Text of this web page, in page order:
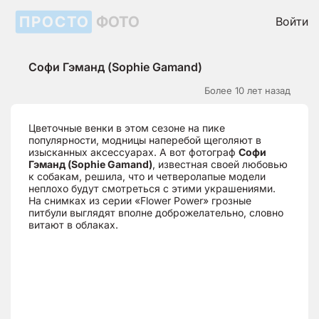
ПРОСТО ФОТО Войти
Софи Гэманд (Sophie Gamand)
Более 10 лет назад
Цветочные венки в этом сезоне на пике
популярности, модницы наперебой щеголяют в
изысканных аксессуарах. А вот фотограф Софи
Гэманд (Sophie Gamand), известная своей любовью
к собакам, решила, что и четверолапые модели
неплохо будут смотреться с этими украшениями.
На снимках из серии «Flower Power» грозные
питбули выглядят вполне доброжелательно, словно
витают в облаках.